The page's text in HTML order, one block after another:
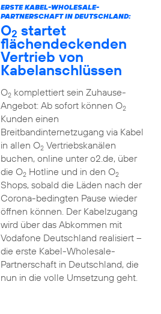
ERSTE KABEL-WHOLESALE-
PARTNERSCHAFT IN DEUTSCHLAND:
O2 startet
flächendeckenden
Vertrieb von
Kabelanschlüssen
O2komplettiert sein Zuhause-
Angebot: Ab sofort können O2
Kunden einen
Breitbandinternetzugang via Kabel
in allen O2Vertriebskanälen
buchen, online unter o2.de, über
die O2Hotline und in den O2
Shops, sobald die Läden nach der
Corona-bedingten Pause wieder
öffnen können. Der Kabelzugang
wird über das Abkommen mit
Vodafone Deutschland realisiert –
die erste Kabel-Wholesale-
Partnerschaft in Deutschland, die
nun in die volle Umsetzung geht.